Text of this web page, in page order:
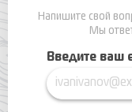
Напишите свой
Мы
Введите ваш